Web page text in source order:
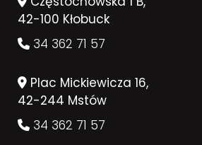
42-100 Kłobuck
34 362 71 57
Plac Mickiewicza 16,
42-244 Mstów
34 362 71 57